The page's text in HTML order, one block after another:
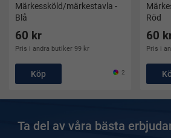
Märkessköld/märkestavla -
Blå
60 kr
Pris i andra butiker 99 kr
Köp 2
Röd
60
Pris i
Ta del av våra bästa